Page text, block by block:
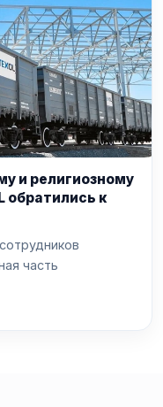
и религиозному
обратились к
часть